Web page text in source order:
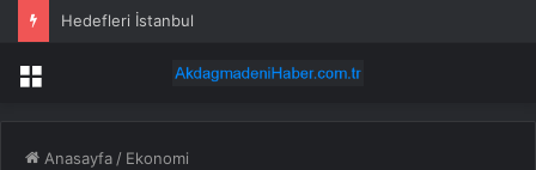
Hedefleri İstanbul
Menü
Anasayfa / Ekonomi